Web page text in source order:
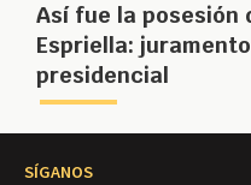
Así fue la posesión
Espriella:
presidencial
SÍGANOS